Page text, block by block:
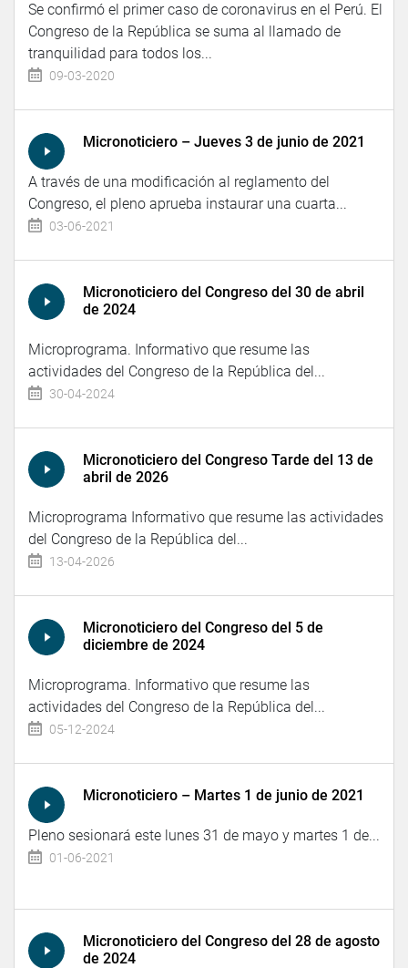
Se confirmó el primer caso de coronavirus en el Perú. El
Congreso de la República se suma al llamado de
tranquilidad para todos los...
09-03-2020
Micronoticiero – Jueves 3 de junio de 2021
A través de una modificación al reglamento del
Congreso, el pleno aprueba instaurar una cuarta...
03-06-2021
Micronoticiero del Congreso del 30 de abril
de 2024
Microprograma. Informativo que resume las
actividades del Congreso de la República del...
30-04-2024
Micronoticiero del Congreso Tarde del 13 de
abril de 2026
Microprograma Informativo que resume las actividades
del Congreso de la República del...
13-04-2026
Micronoticiero del Congreso del 5 de
diciembre de 2024
Microprograma. Informativo que resume las
actividades del Congreso de la República del...
05-12-2024
Micronoticiero – Martes 1 de junio de 2021
Pleno sesionará este lunes 31 de mayo y martes 1 de...
01-06-2021
Micronoticiero del Congreso del 28 de agosto
de 2024